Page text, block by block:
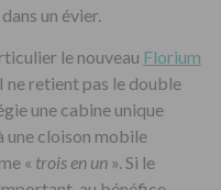
un évier.
le nouveau Florium
ne retient pas le double
une cabine unique
une cloison mobile
« trois en un ». Si le